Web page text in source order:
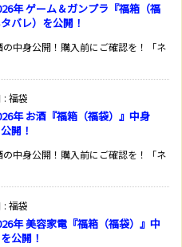
年 ゲーム＆ガンプラ『福箱（福
バレ）を公開！
中身公開！購入前にご確認を！「ネ
: 福袋
年 お酒『福箱（福袋）』中身
開！
中身公開！購入前にご確認を！「ネ
: 福袋
年 美容家電『福箱（福袋）』中
公開！